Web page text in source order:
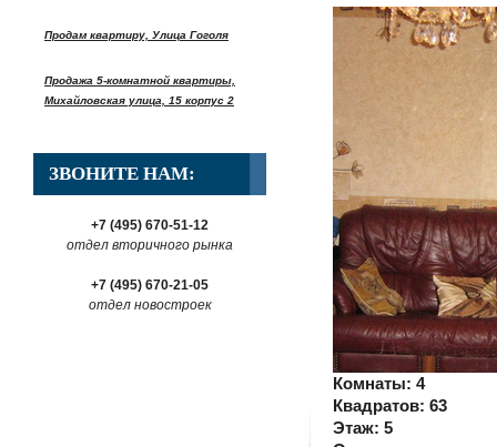
Продам квартиру, Улица Гоголя
Продажа 5-комнатной квартиры,
Михайловская улица, 15 корпус 2
ЗВОНИТЕ НАМ:
+7 (495) 670-51-12
отдел вторичного рынка
+7 (495) 670-21-05
отдел новостроек
Комнаты: 4
Квадратов: 63
Этаж: 5